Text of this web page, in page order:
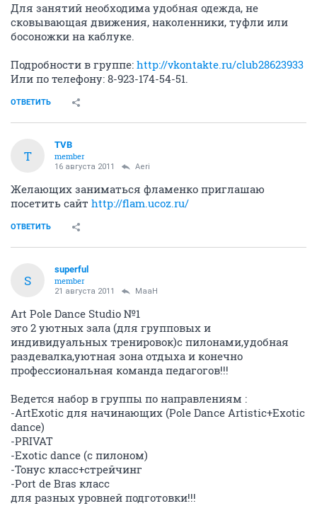
Для занятий необходима удобная одежда, не
сковывающая движения, наколенники, туфли или
босоножки на каблуке.
Подробности в группе: http://vkontakte.ru/club28623933
Или по телефону: 8-923-174-54-51.
ОТВЕТИТЬ
T
TVB
member
16 августа 2011 Aeri
Желающих заниматься фламенко приглашаю
посетить сайт http://flam.ucoz.ru/
ОТВЕТИТЬ
S
superful
member
21 августа 2011 MaaH
Art Pole Dance Studio №1
это 2 уютных зала (для групповых и
индивидуальных тренировок)с пилонами,удобная
раздевалка,уютная зона отдыха и конечно
профессиональная команда педагогов!!!
Ведется набор в группы по направлениям :
-ArtExotic для начинающих (Pole Dance Artistic+Exotic
dance)
-PRIVAT
-Exotic dance (с пилоном)
-Тонус класс+стрейчинг
-Port de Bras класс
для разных уровней подготовки!!!